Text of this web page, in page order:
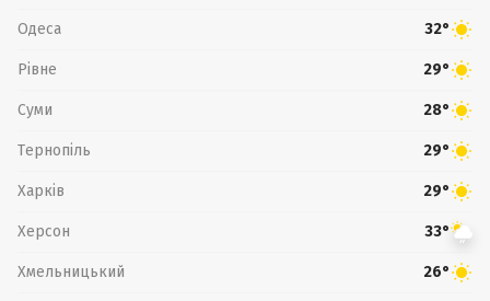
Одеса 32°
Рівне 29°
Суми 28°
Тернопіль 29°
Харків 29°
Херсон 33°
Хмельницький 26°